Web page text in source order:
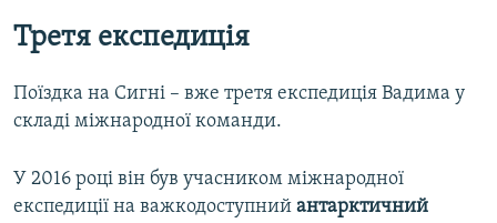
Третя експедиція
Поїздка на Сигні – вже третя експедиція Вадима у
складі міжнародної команди.
У 2016 році він був учасником міжнародної
експедиції на важкодоступний антарктичний